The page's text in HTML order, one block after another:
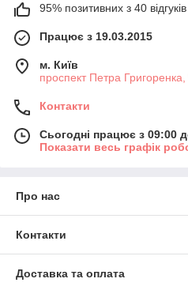
95% позитивних з 40 відгуків
Працює з 19.03.2015
м. Київ
проспект Петра
Контакти
Сьогодні працює з 09:00
Показати весь графік
Про нас
Контакти
Доставка та оплата